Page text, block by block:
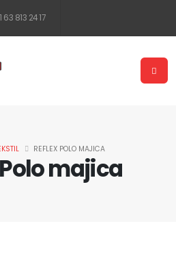
63 813 24 17
Polo majica
REFLEX POLO MAJICA